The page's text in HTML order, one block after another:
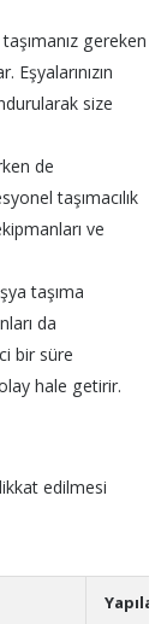
gereken
size
de
taşımacılık
ve
taşıma
da
bir süre
hale getirir.
edilmesi